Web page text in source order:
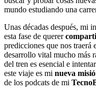
mundo estudiando una
Unas décadas después, mi
esta fase de querer
predicciones que nos
desarrollo vital mucho más
del tren es esencial e
este viaje es mi nueva
de los podcats de mi